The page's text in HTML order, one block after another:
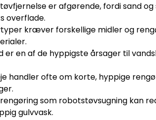
er afgørende, fordi sand
overflade.
kræver forskellige midler og
er en af de hyppigste årsager til
handler ofte om korte, hyppige
som robotstøvsugning kan
gulvvask.